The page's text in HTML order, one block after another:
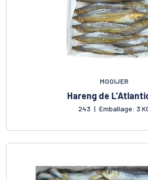
MOOIJER
Hareng de
243 | Emballage: 3